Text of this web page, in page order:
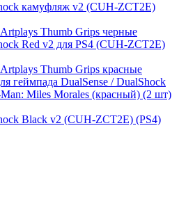
камуфляж v2 (CUH-ZCT2E)
Thumb Grips черные
Red v2 для PS4 (CUH-ZCT2E)
Thumb Grips красные
геймпада DualSense / DualShock
Miles Morales (красный) (2 шт)
Black v2 (CUH-ZCT2E) (PS4)